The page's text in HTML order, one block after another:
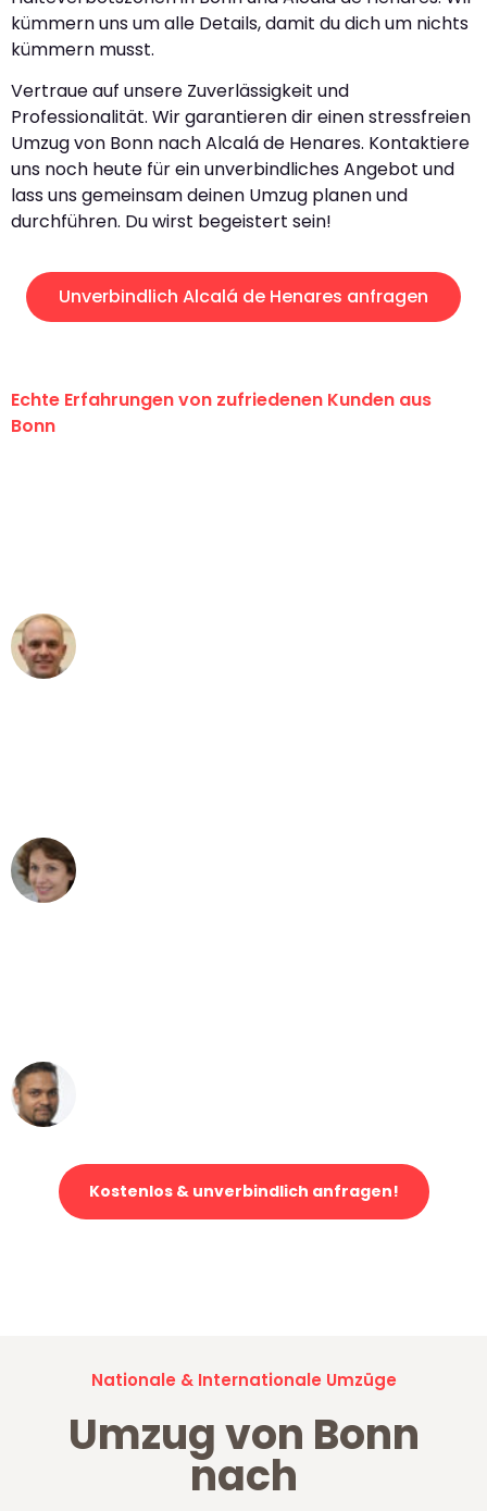
kümmern uns um alle Details, damit du dich um nichts
kümmern musst.
Vertraue auf unsere Zuverlässigkeit und
Professionalität. Wir garantieren dir einen stressfreien
Umzug von Bonn nach Alcalá de Henares. Kontaktiere
uns noch heute für ein unverbindliches Angebot und
lass uns gemeinsam deinen Umzug planen und
durchführen. Du wirst begeistert sein!
Unverbindlich Alcalá de Henares anfragen
Echte Erfahrungen von zufriedenen Kunden aus
Bonn
Kostenlos & unverbindlich anfragen!
Nationale & Internationale Umzüge
Umzug von Bonn
nach